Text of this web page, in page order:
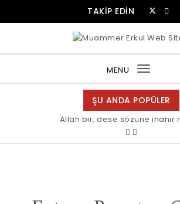
TAKİP EDİN
MENU
Toggle
ŞU ANDA POPÜLER
Allah bir, dese sözüne inanır